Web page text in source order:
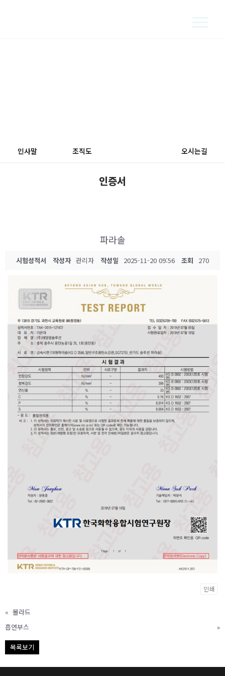
인사말 조직도 오시는길
인증서
파라솔
시험성적서 작성자 관리자 작성일 2025-11-20 09:56 조회 270
인쇄
« 볼라드
흡연부스
»
목록보기